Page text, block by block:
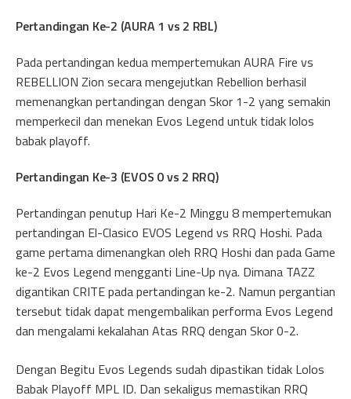
Pertandingan Ke-2 (AURA 1 vs 2 RBL)
Pada pertandingan kedua mempertemukan AURA Fire vs
REBELLION Zion secara mengejutkan Rebellion berhasil
memenangkan pertandingan dengan Skor 1-2 yang semakin
memperkecil dan menekan Evos Legend untuk tidak lolos
babak playoff.
Pertandingan Ke-3 (EVOS 0 vs 2 RRQ)
Pertandingan penutup Hari Ke-2 Minggu 8 mempertemukan
pertandingan El-Clasico EVOS Legend vs RRQ Hoshi. Pada
game pertama dimenangkan oleh RRQ Hoshi dan pada Game
ke-2 Evos Legend mengganti Line-Up nya. Dimana TAZZ
digantikan CRITE pada pertandingan ke-2. Namun pergantian
tersebut tidak dapat mengembalikan performa Evos Legend
dan mengalami kekalahan Atas RRQ dengan Skor 0-2.
Dengan Begitu Evos Legends sudah dipastikan tidak Lolos
Babak Playoff MPL ID. Dan sekaligus memastikan RRQ